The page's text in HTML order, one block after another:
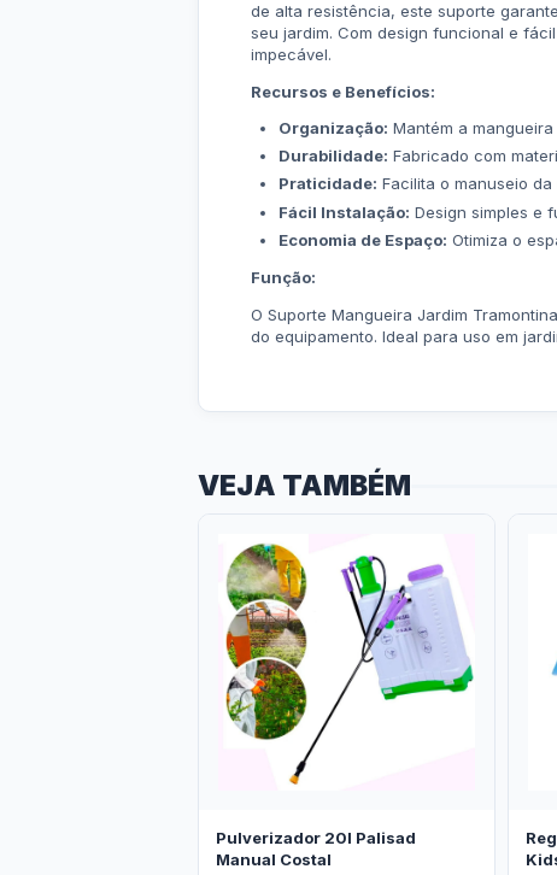
de alta resistência, este suporte
seu jardim. Com design funcional e
impecável.
Recursos e Benefícios:
Organização: Mantém a
Durabilidade: Fabricado com
Praticidade: Facilita o manuseio
Fácil Instalação: Design simples e
Economia de Espaço: Otimiza o
Função:
O Suporte Mangueira Jardim
do equipamento. Ideal para uso em
VEJA TAMBÉM
Pulverizador 20l Palisad
Manual Costal